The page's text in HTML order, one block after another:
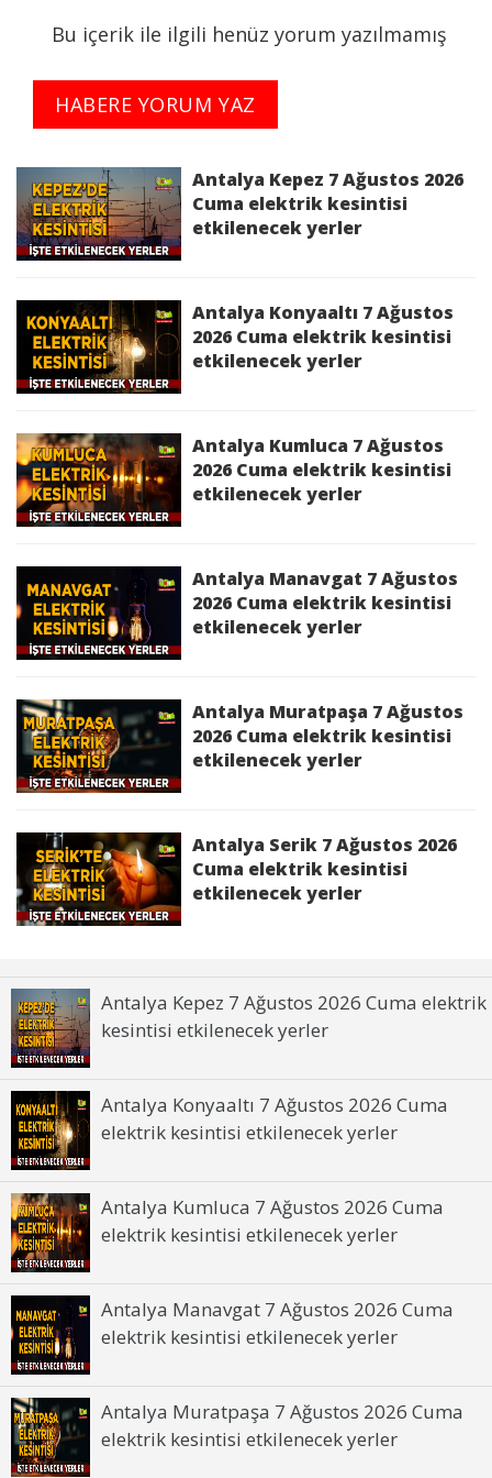
Bakım Çalışması Sebebi ile İş Sağlığı ve
yapılacaktır.
Kesinti Tarihi :2026-06-22 09:00:00 - 16:00:00
ANTALYA,KUMLUCA,MERKEZ
ALTINYAKA,MERKEZ ALTINYAKA Mah.,MERKEZ
GÖLCÜK Mah. ÇAYIR Sk.,MERKEZ GÖLCÜK
ÇAYIR,MERKEZ GÜZÖREN KARAŞAR,MERKEZ
KARACAAĞAÇ,MERKEZ KARACAAĞAÇ
Mah.,MERKEZ ÇALTI bölgelerinde 22/06/2026
09:00:00 - 22/06/2026 16:00:00 saatleri arasında
Bakım Çalışması Sebebi ile İş Sağlığı ve
yapılacaktır.
Kesinti Nedeni :
Bakım Çalışması
kesintisinden etkilenecek yerler
Akseki 22 Haziran 2026 Pazartesi elektrik
kesintisinden etkilenecek yerler
Aksu 22 Haziran 2026 Pazartesi elektrik
kesintisinden etkilenecek yerler
Alanya 22 Haziran 2026 Pazartesi elektrik
Bu içerik ile ilgili henüz yorum yazılmamış
HABERE YORUM YAZ
Antalya Kepez 7 Ağustos 2026
Cuma elektrik kesintisi
etkilenecek yerler
Antalya Konyaaltı 7 Ağustos
2026 Cuma elektrik kesintisi
etkilenecek yerler
Antalya Kumluca 7 Ağustos
2026 Cuma elektrik kesintisi
etkilenecek yerler
Antalya Manavgat 7 Ağustos
2026 Cuma elektrik kesintisi
etkilenecek yerler
Antalya Muratpaşa 7 Ağustos
2026 Cuma elektrik kesintisi
etkilenecek yerler
Antalya Serik 7 Ağustos 2026
Cuma elektrik kesintisi
etkilenecek yerler
Antalya Kepez 7 Ağustos 2026 Cuma elektrik
kesintisi etkilenecek yerler
Antalya Konyaaltı 7 Ağustos 2026 Cuma
elektrik kesintisi etkilenecek yerler
Antalya Kumluca 7 Ağustos 2026 Cuma
elektrik kesintisi etkilenecek yerler
Antalya Manavgat 7 Ağustos 2026 Cuma
elektrik kesintisi etkilenecek yerler
Antalya Muratpaşa 7 Ağustos 2026 Cuma
elektrik kesintisi etkilenecek yerler